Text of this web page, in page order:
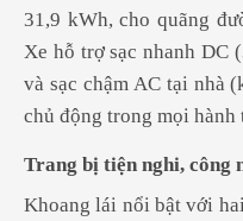
31,9 kWh, cho quãng
Xe hỗ trợ sạc nhanh DC
và sạc chậm AC tại nhà
chủ động trong mọi hành
Trang bị tiện nghi, công
Khoang lái nổi bật với